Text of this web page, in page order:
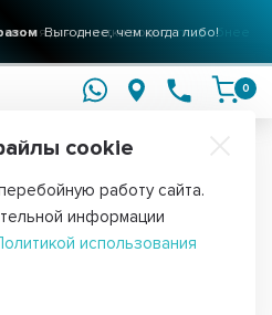
Выгоднее, чем когда либо!
для очистки воды подробнее
0
бытовой техники Для пылесосов
пылесосов iRobot
UNR-87NZ
cookie
работу сайта.
информации
использования